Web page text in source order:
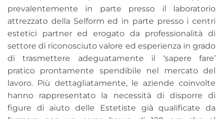
prevalentemente in parte presso il laboratorio
attrezzato della Selform ed in parte presso i centri
estetici partner ed erogato da professionalità di
settore di riconosciuto valore ed esperienza in grado
di trasmettere adeguatamente il ‘sapere fare’
pratico prontamente spendibile nel mercato del
lavoro. Più dettagliatamente, le aziende coinvolte
hanno rappresentato la necessità di disporre di
figure di aiuto delle Estetiste già qualificate da